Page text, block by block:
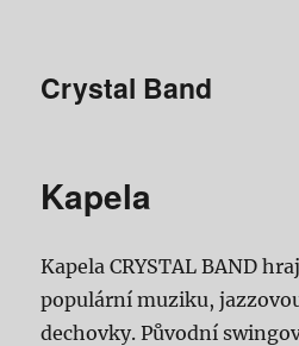
Crystal Band
Kapela
Kapela CRYSTAL BAND
populární muziku,
dechovky. Původní